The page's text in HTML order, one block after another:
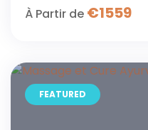
À Partir de €1559
FEATURED